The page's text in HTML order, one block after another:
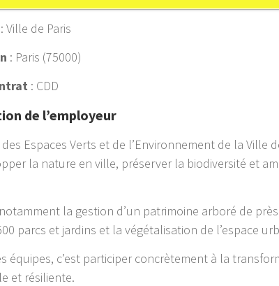
: Ville de Paris
: Paris (75000)
: CDD
de l’employeur
Espaces Verts et de l’Environnement de la Ville
la nature en ville, préserver la biodiversité et
la gestion d’un patrimoine arboré de
parcs et jardins et la végétalisation de l’espace
équipes, c’est participer concrètement à la
et résiliente.